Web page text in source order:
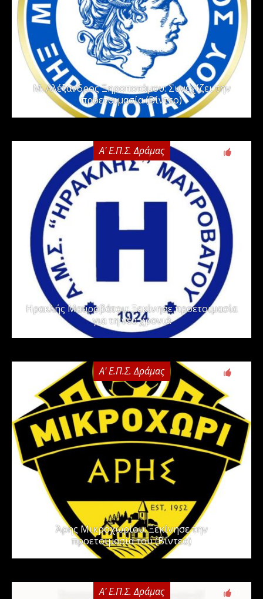
Μ. Αλέξανδρος Ξηροποτάμου: Συνεχίζει την
προετοιμασία (Βίντεο)
Α' Ε.Π.Σ. Δράμας
Ηρακλής Μαυροβάτου: Ξεκίνησε προετοιμασία
για τη νέα χρονιά
Α' Ε.Π.Σ. Δράμας
Άρης Μικροχωρίου: Ξεκίνησε την
προετοιμασία του (Βίντεο)
Α' Ε.Π.Σ. Δράμας